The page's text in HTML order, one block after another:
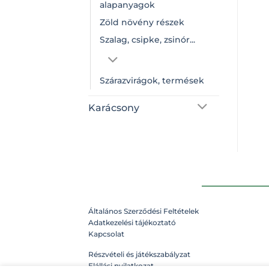
alapanyagok
Zöld növény részek
Szalag, csipke, zsinór...
Szárazvirágok, termések
Karácsony
Általános Szerződési Feltételek
Adatkezelési tájékoztató
Kapcsolat
Részvételi és játékszabályzat
Elállási nyilatkozat